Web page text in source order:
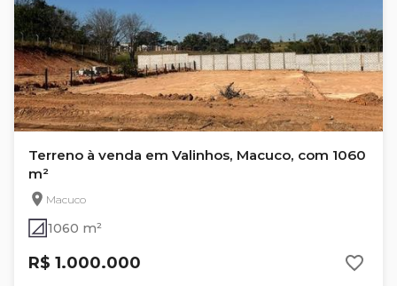
Terreno à venda em Valinhos, Macuco, com 1060
m²
Macuco
1060 m²
R$ 1.000.000